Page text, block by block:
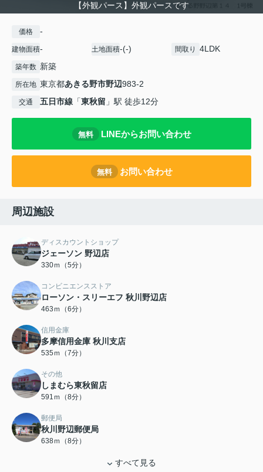
【外観パース】外観パースです
価格 -
建物面積- 土地面積-(-) 間取り 4LDK
築年数 新築
所在地 東京都あきる野市野辺983-2
交通 五日市線 「東秋留 」駅 徒歩12分
無料 LINEからお問い合わせ
無料 お問い合わせ
周辺施設
ディスカウントショップ
ジェーソン 野辺店
330ｍ（5分）
コンビニエンスストア
ローソン・スリーエフ 秋川野辺店
463ｍ（6分）
信用金庫
多摩信用金庫 秋川支店
535ｍ（7分）
その他
しまむら東秋留店
591ｍ（8分）
郵便局
秋川野辺郵便局
638ｍ（8分）
すべて見る